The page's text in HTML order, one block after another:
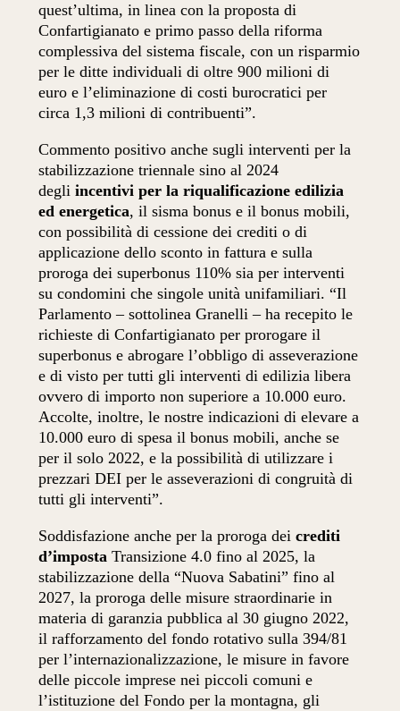
quest’ultima, in linea con la proposta di
Confartigianato e primo passo della riforma
complessiva del sistema fiscale, con un risparmio
per le ditte individuali di oltre 900 milioni di
euro e l’eliminazione di costi burocratici per
circa 1,3 milioni di contribuenti”.
Commento positivo anche sugli interventi per la
stabilizzazione triennale sino al 2024
degliincentivi per la riqualificazione edilizia
ed energetica, il sisma bonus e il bonus mobili,
con possibilità di cessione dei crediti o di
applicazione dello sconto in fattura e sulla
proroga dei superbonus 110% sia per interventi
su condomini che singole unità unifamiliari. “Il
Parlamento – sottolinea Granelli – ha recepito le
richieste di Confartigianato per prorogare il
superbonus e abrogare l’obbligo di asseverazione
e di visto per tutti gli interventi di edilizia libera
ovvero di importo non superiore a 10.000 euro.
Accolte, inoltre, le nostre indicazioni di elevare a
10.000 euro di spesa il bonus mobili, anche se
per il solo 2022, e la possibilità di utilizzare i
prezzari DEI per le asseverazioni di congruità di
tutti gli interventi”.
Soddisfazione anche per la proroga deicrediti
d’imposta Transizione 4.0 fino al 2025, la
stabilizzazione della “Nuova Sabatini” fino al
2027, la proroga delle misure straordinarie in
materia di garanzia pubblica al 30 giugno 2022,
il rafforzamento del fondo rotativo sulla 394/81
per l’internazionalizzazione, le misure in favore
delle piccole imprese nei piccoli comuni e
l’istituzione del Fondo per la montagna, gli